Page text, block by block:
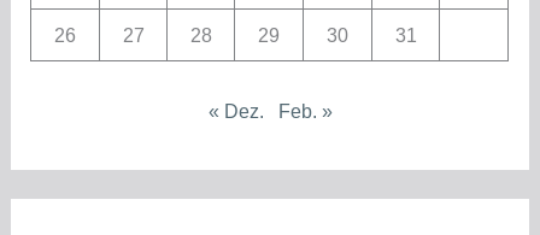
26 27 28 29 30 31
« Dez. Feb. »